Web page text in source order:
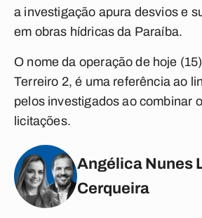
a investigação apura desvios e
em obras hídricas da Paraíba.
O nome da operação de hoje
Terreiro 2, é uma referência ao
pelos investigados ao combinar
licitações.
Angélica Nunes
Cerqueira